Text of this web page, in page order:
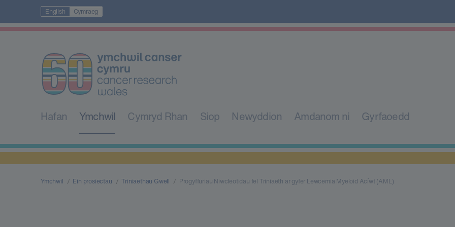
English Cymraeg
Hafan Ymchwil Cymryd Rhan Siop Newyddion Amdanom ni Gyrfaoedd
Ymchwil Ein prosiectau Triniaethau Gwell Progyffuriau Niwcleotidau fel Triniaeth ar gyfer Lewcemia Myeloid Acíwt (AML)